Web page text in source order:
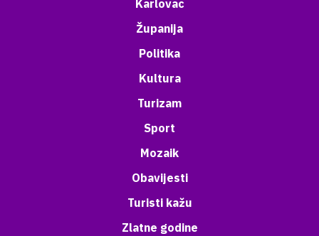
Karlovac
Županija
Politika
Kultura
Turizam
Sport
Mozaik
Obavijesti
Turisti kažu
Zlatne godine